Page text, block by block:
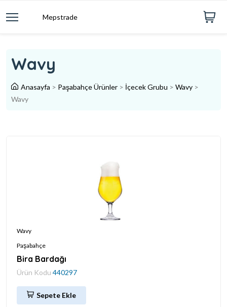
Mepstrade
Wavy
Anasayfa > Paşabahçe Ürünler > İçecek Grubu > Wavy >
Wavy
Wavy
Paşabahçe
Bira Bardağı
Ürün Kodu 440297
Sepete Ekle